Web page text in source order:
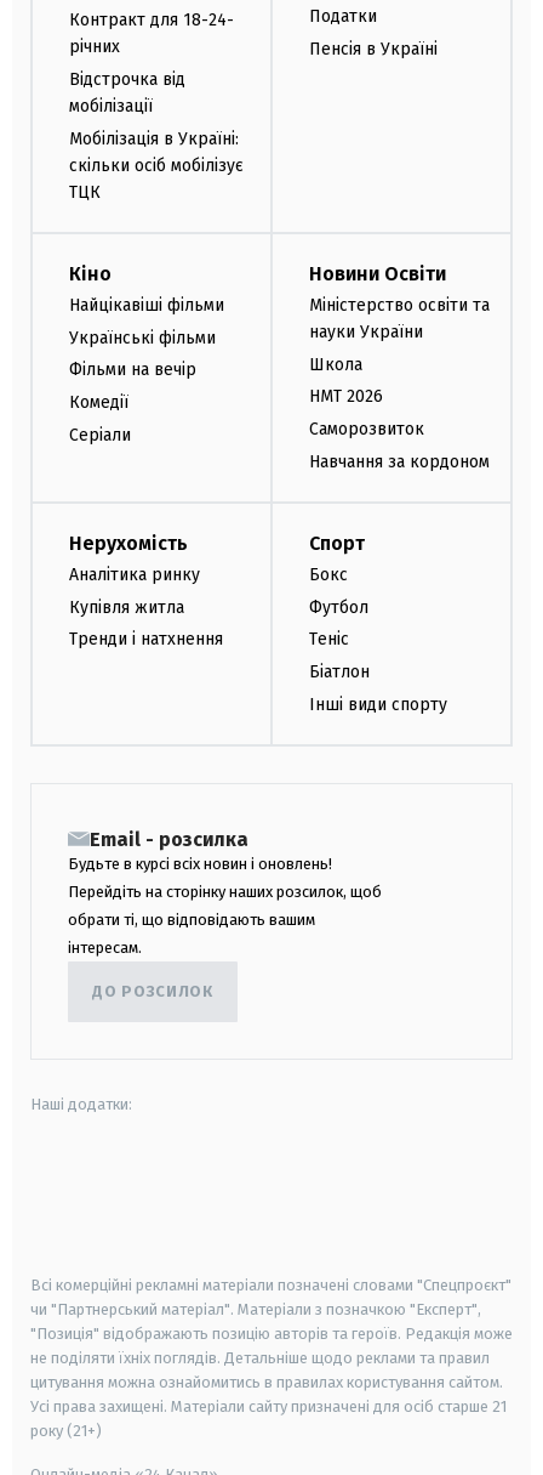
Контракт для 18-24-
річних
Відстрочка від
мобілізації
Мобілізація в Україні:
скільки осіб мобілізує
ТЦК
Податки
Пенсія в Україні
Кіно
Найцікавіші фільми
Українські фільми
Фільми на вечір
Комедії
Серіали
Новини Освіти
Міністерство освіти та
науки України
Школа
НМТ 2026
Саморозвиток
Навчання за кордоном
Нерухомість
Аналітика ринку
Купівля житла
Тренди і натхнення
Спорт
Бокс
Футбол
Теніс
Біатлон
Інші види спорту
Email - розсилка
Будьте в курсі всіх новин і оновлень!
Перейдіть на сторінку наших розсилок, щоб
обрати ті, що відповідають вашим
інтересам.
ДО РОЗСИЛОК
Наші додатки:
Всі комерційні рекламні матеріали позначені словами "Спецпроєкт"
чи "Партнерський матеріал". Матеріали з позначкою "Експерт",
"Позиція" відображають позицію авторів та героїв. Редакція може
не поділяти їхніх поглядів. Детальніше щодо реклами та правил
цитування можна ознайомитись в правилах користування сайтом.
Усі права захищені. Матеріали сайту призначені для осіб старше 21
року (21+)